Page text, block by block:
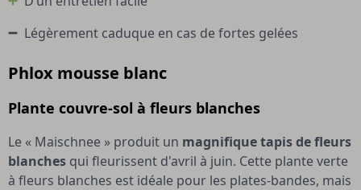
Phlox mousse blanc
Plante couvre-sol à fleurs blanches
Le « Maischnee » produit un magnifique tapis de fleurs
blanches qui fleurissent d'avril à juin. Cette plante verte
à fleurs blanches est idéale pour les plates-bandes, mais
Légèrement caduque en cas de fortes gelées